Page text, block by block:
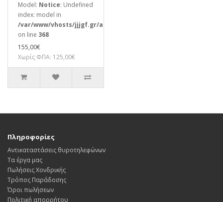
Model: Notice: Undefined
index: model in
/var/www/vhosts/jjjgf.gr/autahellas.gr/system/storage/
on line 368
155,00€
Χωρίς ΦΠΑ: 125,00€
Πληροφορίες
Αντικαταστάσεις θυροτηλεφώνων
Τα έργα μας
Πωλήσεις Χονδρικής
Τρόπος Παράδοσης
Όροι πωλήσεων
Πολιτική απορρήτου